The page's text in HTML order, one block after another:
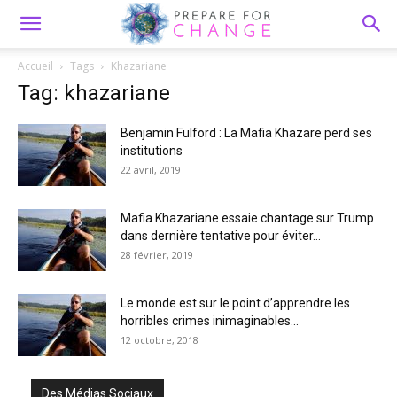
Accueil Tags Khazariane
Tag: khazariane
Benjamin Fulford : La Mafia Khazare perd ses
institutions
22 avril, 2019
Mafia Khazariane essaie chantage sur Trump
dans dernière tentative pour éviter...
28 février, 2019
Le monde est sur le point d’apprendre les
horribles crimes inimaginables...
12 octobre, 2018
Des Médias Sociaux